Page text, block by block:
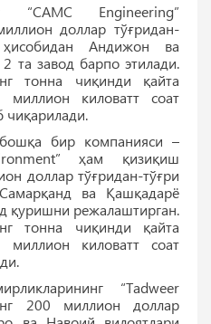
“CAMC Engineering”
доллар тўғридан-
ҳисобидан Андижон ва
та завод барпо этилади.
тонна чиқинди қайта
киловатт соат
чиқарилади.
бир компанияси –
ҳам қизиқиш
доллар тўғридан-тўғри
ва Қашқадарё
қуришни режалаштирган.
тонна чиқинди қайта
киловатт соат
“Tadweer
200 миллион доллар